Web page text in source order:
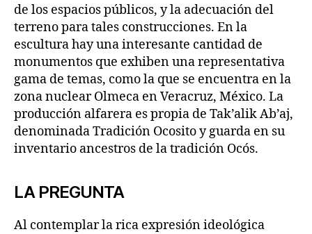
de los espacios públicos, y la adecuación del
terreno para tales construcciones. En la
escultura hay una interesante cantidad de
monumentos que exhiben una representativa
gama de temas, como la que se encuentra en la
zona nuclear Olmeca en Veracruz, México. La
producción alfarera es propia de Tak’alik Ab’aj,
denominada Tradición Ocosito y guarda en su
inventario ancestros de la tradición Ocós.
LA PREGUNTA
Al contemplar la rica expresión ideológica